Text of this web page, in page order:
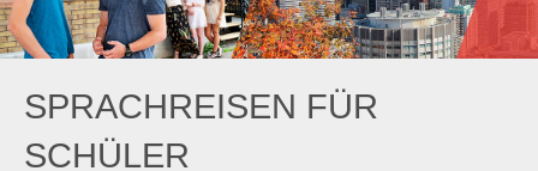
SPRACHREISEN FÜR
SCHÜLER